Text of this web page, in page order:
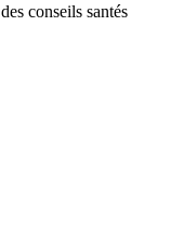
conseils santés